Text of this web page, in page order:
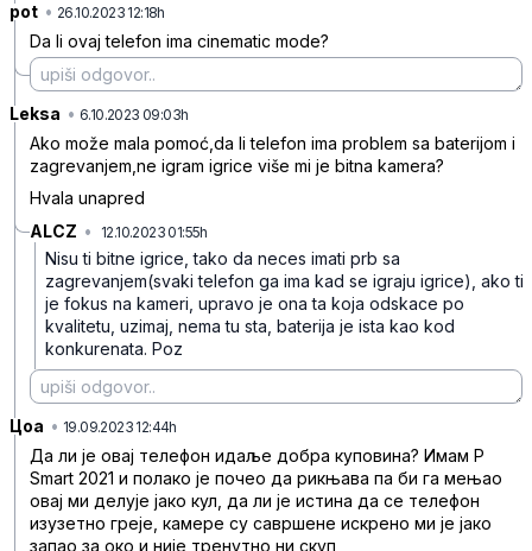
pot • 26.10.2023 12:18h
Da li ovaj telefon ima cinematic mode?
Leksa • 6.10.2023 09:03h
Ako može mala pomoć,da li telefon ima problem sa baterijom i
zagrevanjem,ne igram igrice više mi je bitna kamera?
Hvala unapred
ALCZ • 12.10.2023 01:55h
Nisu ti bitne igrice, tako da neces imati prb sa
zagrevanjem(svaki telefon ga ima kad se igraju igrice), ako ti
je fokus na kameri, upravo je ona ta koja odskace po
kvalitetu, uzimaj, nema tu sta, baterija je ista kao kod
konkurenata. Poz
Цоа • 19.09.2023 12:44h
Да ли је овај телефон идаље добра куповина? Имам P
Smart 2021 и полако је почео да рикњава па би га мењао
овај ми делује јако кул, да ли је истина да се телефон
изузетно греје, камере су савршене искрено ми је јако
запао за око и није тренутно ни скуп